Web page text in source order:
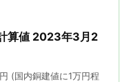
算値 2023年3月2
(国内銅建値に1万円程